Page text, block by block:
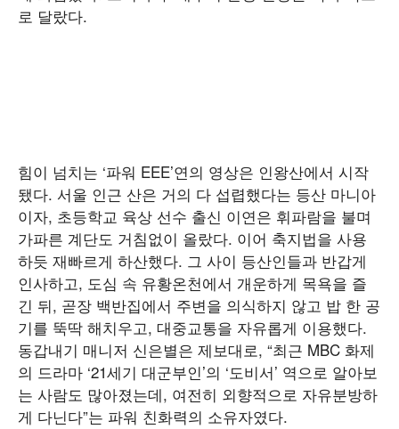
로 달랐다.
힘이 넘치는 ‘파워 EEE’연의 영상은 인왕산에서 시작
됐다. 서울 인근 산은 거의 다 섭렵했다는 등산 마니아
이자, 초등학교 육상 선수 출신 이연은 휘파람을 불며
가파른 계단도 거침없이 올랐다. 이어 축지법을 사용
하듯 재빠르게 하산했다. 그 사이 등산인들과 반갑게
인사하고, 도심 속 유황온천에서 개운하게 목욕을 즐
긴 뒤, 곧장 백반집에서 주변을 의식하지 않고 밥 한 공
기를 뚝딱 해치우고, 대중교통을 자유롭게 이용했다.
동갑내기 매니저 신은별은 제보대로, “최근 MBC 화제
의 드라마 ‘21세기 대군부인’의 ‘도비서’ 역으로 알아보
는 사람도 많아졌는데, 여전히 외향적으로 자유분방하
게 다닌다”는 파워 친화력의 소유자였다.